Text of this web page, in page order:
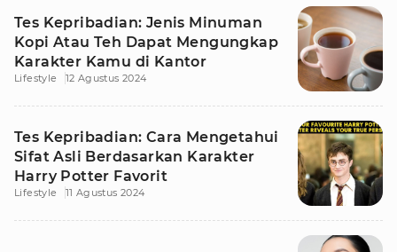
Tes Kepribadian: Jenis Minuman
Kopi Atau Teh Dapat Mengungkap
Karakter Kamu di Kantor
Lifestyle 12 Agustus 2024
Tes Kepribadian: Cara Mengetahui
Sifat Asli Berdasarkan Karakter
Harry Potter Favorit
Lifestyle 11 Agustus 2024